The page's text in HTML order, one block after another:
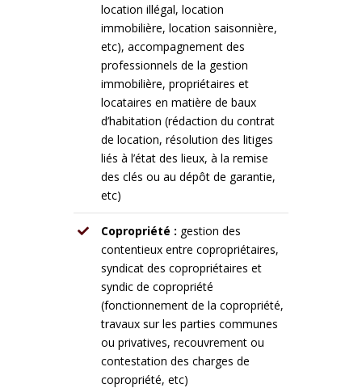
location illégal, location
immobilière, location saisonnière,
etc), accompagnement des
professionnels de la gestion
immobilière, propriétaires et
locataires en matière de baux
d’habitation (rédaction du contrat
de location, résolution des litiges
liés à l’état des lieux, à la remise
des clés ou au dépôt de garantie,
etc)
Copropriété : gestion des
contentieux entre copropriétaires,
syndicat des copropriétaires et
syndic de copropriété
(fonctionnement de la copropriété,
travaux sur les parties communes
ou privatives, recouvrement ou
contestation des charges de
copropriété, etc)